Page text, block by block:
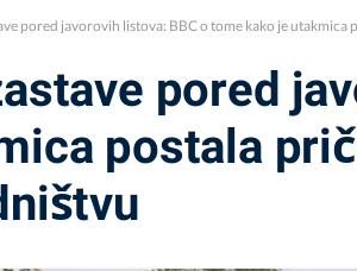
pored javorovih listova: BBC o tome kako je
pored
postala